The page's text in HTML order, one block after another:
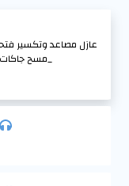
عازل مصاعد وتكسير
_مسح جاكات